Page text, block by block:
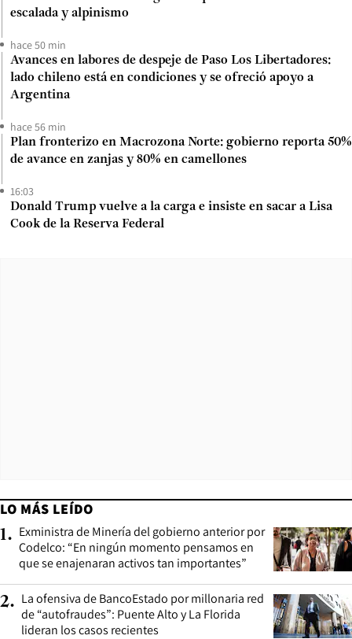
escalada y alpinismo
hace 50 min
Avances en labores de despeje de Paso Los Libertadores:
lado chileno está en condiciones y se ofreció apoyo a
Argentina
hace 56 min
Plan fronterizo en Macrozona Norte: gobierno reporta 50%
de avance en zanjas y 80% en camellones
16:03
Donald Trump vuelve a la carga e insiste en sacar a Lisa
Cook de la Reserva Federal
LO MÁS LEÍDO
1. Exministra de Minería del gobierno anterior por
Codelco: “En ningún momento pensamos en
que se enajenaran activos tan importantes”
2. La ofensiva de BancoEstado por millonaria red
de “autofraudes”: Puente Alto y La Florida
lideran los casos recientes